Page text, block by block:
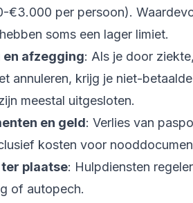
€3.000 per persoon).
soms een lager limiet.
afzegging: Als je door
annuleren, krijg je niet-
meestal uitgesloten.
en geld: Verlies van
kosten voor
plaatse: Hulpdiensten
of autopech.